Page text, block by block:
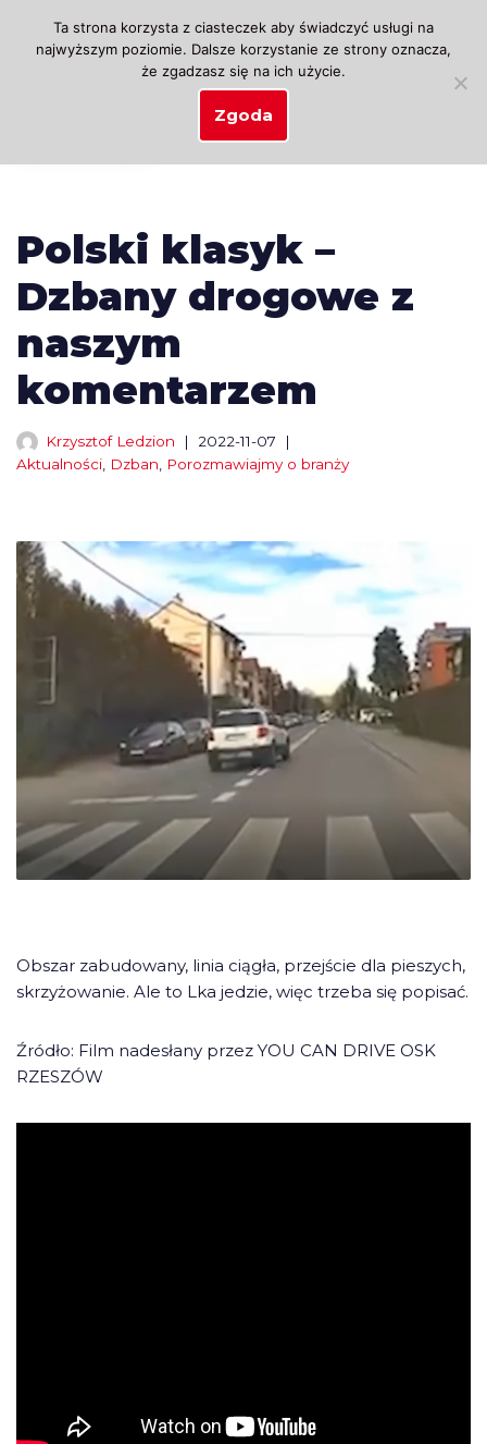
Przejdź
Polski klasyk –
Dzbany drogowe z
naszym
komentarzem
Krzysztof Ledzion
2022-11-07
Aktualności Dzban Porozmawiajmy o branży
Obszar zabudowany, linia ciągła, przejście dla pieszych,
skrzyżowanie. Ale to Lka jedzie, więc trzeba się popisać.
Źródło: Film nadesłany przez YOU CAN DRIVE OSK
RZESZÓW
Ta strona korzysta z ciasteczek aby świadczyć usługi na
najwyższym poziomie. Dalsze korzystanie ze strony oznacza,
że zgadzasz się na ich użycie.
Zgoda